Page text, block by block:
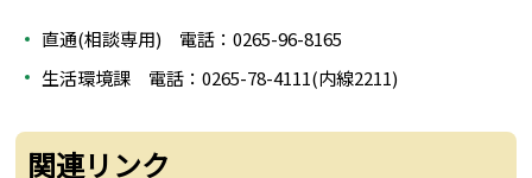
直通(相談専用) 電話：0265-96-8165
生活環境課 電話：0265-78-4111(内線2211)
関連リンク